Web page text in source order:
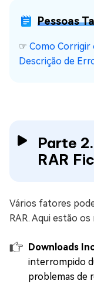
Pessoas
☞ Como Corrigir
Descrição de
Parte
RAR
Vários fatores
RAR. Aqui estão
Downloads
interrompido
problemas de